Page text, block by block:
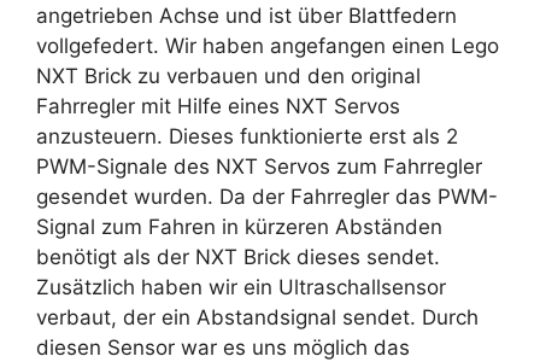
angetrieben Achse und ist über Blattfedern
vollgefedert. Wir haben angefangen einen Lego
NXT Brick zu verbauen und den original
Fahrregler mit Hilfe eines NXT Servos
anzusteuern. Dieses funktionierte erst als 2
PWM-Signale des NXT Servos zum Fahrregler
gesendet wurden. Da der Fahrregler das PWM-
Signal zum Fahren in kürzeren Abständen
benötigt als der NXT Brick dieses sendet.
Zusätzlich haben wir ein Ultraschallsensor
verbaut, der ein Abstandsignal sendet. Durch
diesen Sensor war es uns möglich das